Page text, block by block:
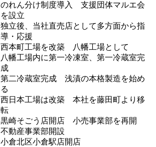
のれん分け制度導入 支援団体マルエ会
を設立
独立後、当社直売店として多方面から指
導・応援
西本町工場を改築 八幡工場として
八幡工場内に第一冷凍室、第一冷蔵室完
成
第二冷蔵室完成 浅漬の本格製造を始め
る
西日本工場は改築 本社を藤田町より移
転
黒崎そごう店開店 小売事業部を再開
不動産事業部開設
小倉北区小倉駅店開店